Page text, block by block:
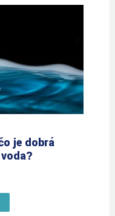
je dobrá